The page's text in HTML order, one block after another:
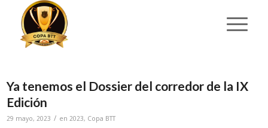
Ya tenemos el Dossier del corredor de la IX
Edición
29 mayo, 2023 / en2023, Copa BTT